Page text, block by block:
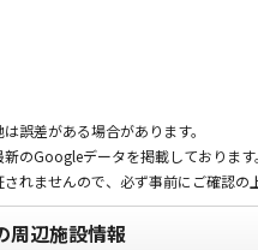
誤差がある場合があります。
のGoogleデータを掲載しております。
れませんので、必ず事前にご確認の
周辺施設情報